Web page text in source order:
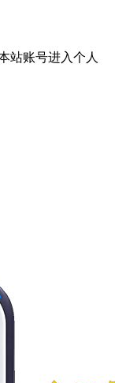
站账号进入个人